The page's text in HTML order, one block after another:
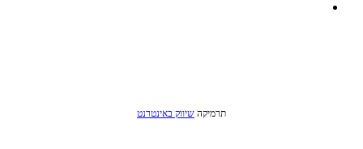
תרמיקה שיווק באינטרנט